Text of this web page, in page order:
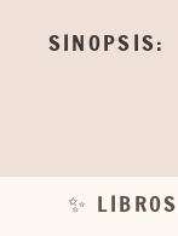
SINOPSIS:
✨